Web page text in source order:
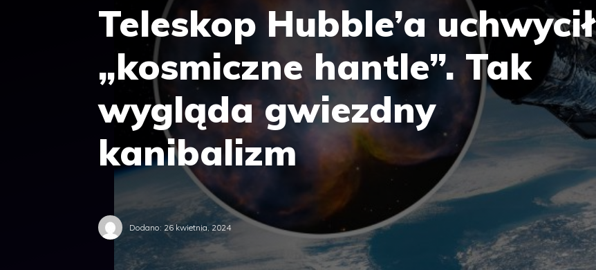
Teleskop Hubble’a uchwycił
„kosmiczne hantle”. Tak
wygląda gwiezdny
kanibalizm
Dodano: 26 kwietnia, 2024